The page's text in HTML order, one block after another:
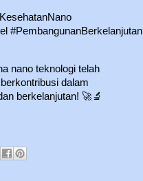
#PembangunanBerkelanjutan
nano teknologi telah
dalam
berkelanjutan! 🚀🔬